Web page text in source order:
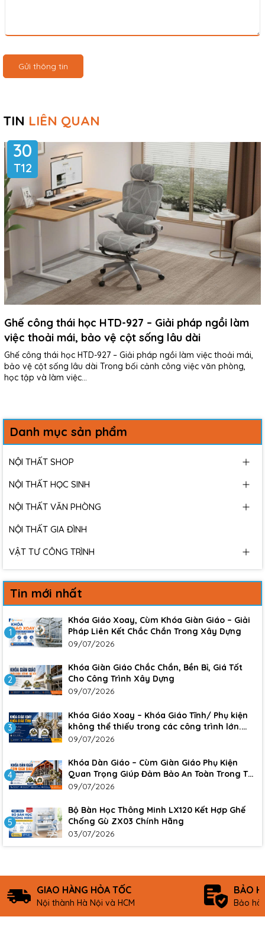
Gửi thông tin
TIN LIÊN QUAN
30
T12
Ghế công thái học HTD-927 – Giải pháp ngồi làm
việc thoải mái, bảo vệ cột sống lâu dài
Ghế công thái học HTD-927 – Giải pháp ngồi làm việc thoải mái,
bảo vệ cột sống lâu dài Trong bối cảnh công việc văn phòng,
học tập và làm việc...
Danh mục sản phẩm
NỘI THẤT SHOP
NỘI THẤT HỌC SINH
NỘI THẤT VĂN PHÒNG
NỘI THẤT GIA ĐÌNH
VẬT TƯ CÔNG TRÌNH
Tin mới nhất
1
Khóa Giáo Xoay, Cùm Khóa Giàn Giáo – Giải
Pháp Liên Kết Chắc Chắn Trong Xây Dựng
09/07/2026
2
Khóa Giàn Giáo Chắc Chắn, Bền Bỉ, Giá Tốt
Cho Công Trình Xây Dựng
09/07/2026
3
Khóa Giáo Xoay – Khóa Giáo Tĩnh/ Phụ kiện
không thể thiếu trong các công trình lớn.
Đảm bảo sự an toàn, chắc chắn cho công
09/07/2026
4
Khóa Dàn Giáo – Cùm Giàn Giáo Phụ Kiện
Quan Trọng Giúp Đảm Bảo An Toàn Trong Thi
Công Xây Dựng
09/07/2026
5
Bộ Bàn Học Thông Minh LX120 Kết Hợp Ghế
Chống Gù ZX03 Chính Hãng
03/07/2026
GIAO HÀNG HỎA TỐC
Nội thành Hà Nội và HCM
BẢO
Bảo